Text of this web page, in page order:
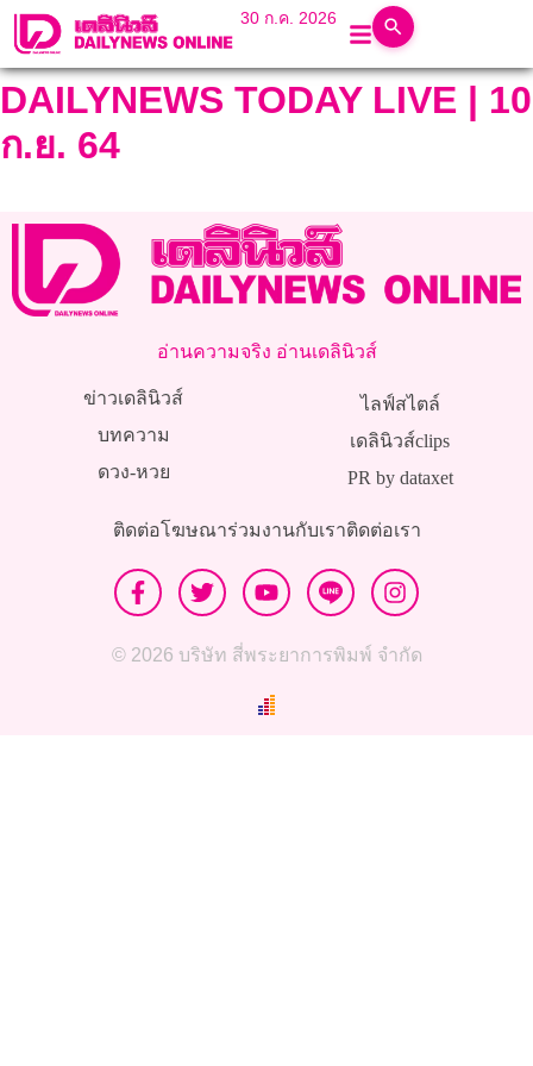
30 ก.ค. 2026
DAILYNEWS TODAY LIVE | 10
ก.ย. 64
อ่านความจริง อ่านเดลินิวส์
ข่าวเดลินิวส์
บทความ
ดวง-หวย
ไลฟ์สไตล์
เดลินิวส์clips
PR by dataxet
ติดต่อโฆษณาร่วมงานกับเราติดต่อเรา
© 2026 บริษัท สี่พระยาการพิมพ์ จำกัด